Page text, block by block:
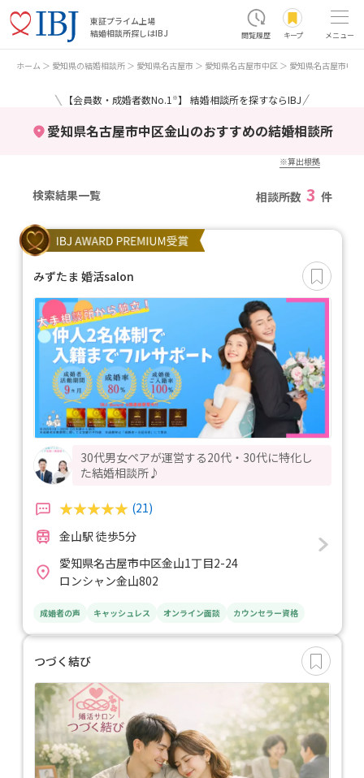
東証プライム上場
結婚相談所探しはIBJ
閲覧履歴 キープ メニュー
ホーム 愛知県の結婚相談所 愛知県名古屋市 愛知県名古屋市中区 愛知県名古屋市中
＼ 【会員数・成婚者数No.1 ※】 結婚相談所を探すならIBJ／
愛知県名古屋市中区金山のおすすめの結婚相談所
※算出根拠
検索結果一覧 相談所数 3 件
みずたま 婚活salon
30代男女ペアが運営する20代・30代に特化し
た結婚相談所♪
(21)
金山駅 徒歩5分
愛知県名古屋市中区金山1丁目2-24
ロンシャン金山802
成婚者の声 キャッシュレス オンライン面談 カウンセラー資格
つづく結び